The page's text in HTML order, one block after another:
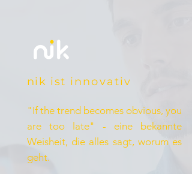
nik ist innovativ
​"If the trend becomes obvious, you
are too late" - eine bekannte
Weisheit, die alles sagt, worum es
geht.